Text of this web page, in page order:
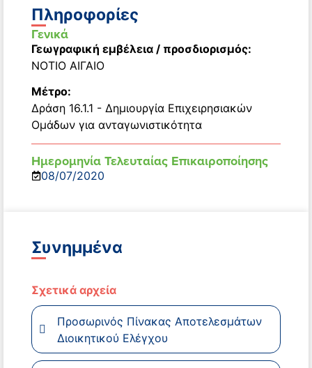
Πληροφορίες
Γενικά
Γεωγραφική εμβέλεια / προσδιορισμός:
ΝΟΤΙΟ ΑΙΓΑΙΟ
Μέτρο:
Δράση 16.1.1 - Δημιουργία Επιχειρησιακών
Ομάδων για ανταγωνιστικότητα
Ημερομηνία Τελευταίας Επικαιροποίησης
08/07/2020
Συνημμένα
Σχετικά αρχεία
Προσωρινός Πίνακας Αποτελεσμάτων
Διοικητικού Ελέγχου